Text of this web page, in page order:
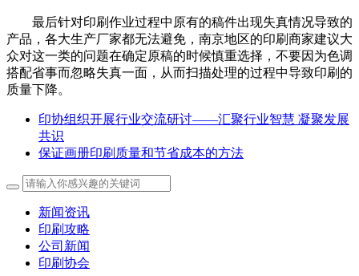
最后针对印刷作业过程中原有的稿件出现失真情况导致的
产品，各大生产厂家都无法避免，南京地区的印刷商家建议大
众对这一类的问题在确定原稿的时候慎重选择，不要因为色调
搭配省事而忽略失真一面，从而扫描处理的过程中导致印刷的
质量下降。
印协组织开展行业交流研讨——汇聚行业智慧 凝聚发展
共识
保证画册印刷质量和节省成本的方法
新闻资讯
印刷攻略
公司新闻
印刷协会